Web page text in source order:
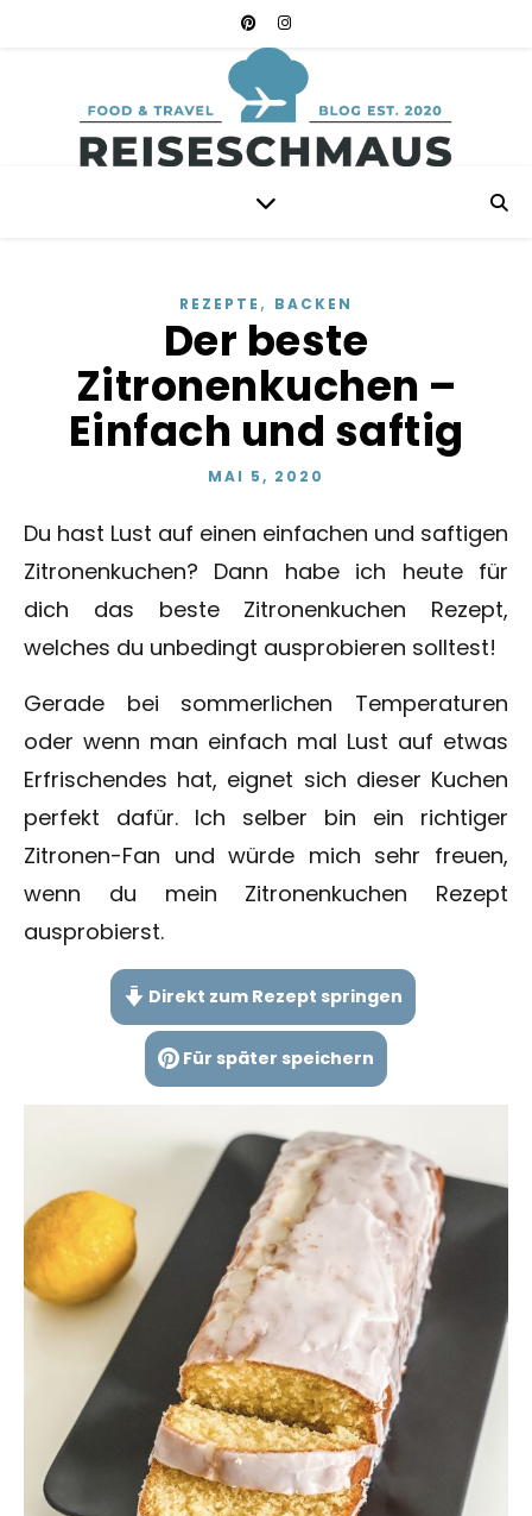
REZEPTE , BACKEN
Der beste
Zitronenkuchen –
Einfach und saftig
MAI 5, 2020
Du hast Lust auf einen einfachen und saftigen
Zitronenkuchen? Dann habe ich heute für
dich das beste Zitronenkuchen Rezept,
welches du unbedingt ausprobieren solltest!
Gerade bei sommerlichen Temperaturen
oder wenn man einfach mal Lust auf etwas
Erfrischendes hat, eignet sich dieser Kuchen
perfekt dafür. Ich selber bin ein richtiger
Zitronen-Fan und würde mich sehr freuen,
wenn du mein Zitronenkuchen Rezept
ausprobierst.
Direkt zum Rezept springen
Für später speichern